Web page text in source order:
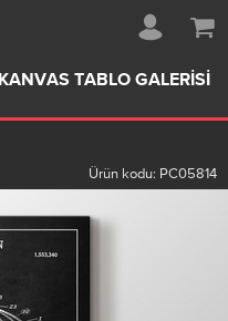
KANVAS TABLO GALERISI
Ürün kodu: PC05814